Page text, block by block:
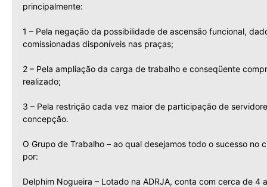
principalmente:
1 – Pela negação da possibilidade de ascensão funcional,
comissionadas disponíveis nas praças;
2 – Pela ampliação da carga de trabalho e conseqüente
realizado;
3 – Pela restrição cada vez maior de participação de
concepção.
O Grupo de Trabalho – ao qual desejamos todo o sucesso
por:
Delphim Nogueira – Lotado na ADRJA, conta com cerca de 4